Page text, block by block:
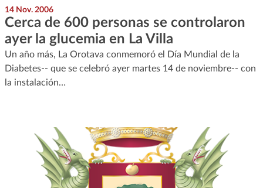
14 Nov. 2006
Cerca de 600 personas se controlaron
ayer la glucemia en La Villa
Un año más, La Orotava conmemoró el Día Mundial de la
Diabetes-- que se celebró ayer martes 14 de noviembre-- con
la instalación…